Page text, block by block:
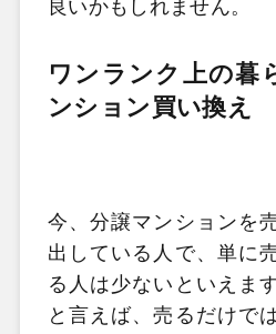
良いかもしれません。
ワンランク上の暮
ンション買い換え
今、分譲マンションを
出している人で、単に
る人は少ないといえま
と言えば、売るだけで